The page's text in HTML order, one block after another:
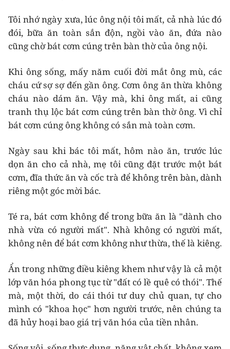
Tôi nhớ ngày xưa, lúc ông nội tôi mất, cả nhà lúc đó
đói, bữa ăn toàn sắn độn, ngồi vào ăn, đứa nào
cũng chờ bát cơm cúng trên bàn thờ của ông nội.
Khi ông sống, mấy năm cuối đời mắt ông mù, các
cháu cứ sợ sợ đến gần ông. Cơm ông ăn thừa không
cháu nào dám ăn. Vậy mà, khi ông mất, ai cũng
tranh thụ lộc bát cơm cúng trên bàn thờ ông. Vì chỉ
bát cơm cúng ông không có sắn mà toàn cơm.
Ngày sau khi bác tôi mất, hôm nào ăn, trước lúc
dọn ăn cho cả nhà, mẹ tôi cũng đặt trước một bát
cơm, đĩa thức ăn và cốc trà để không trên bàn, dành
riêng một góc mời bác.
Té ra, bát cơm không để trong bữa ăn là "dành cho
nhà vừa có người mất". Nhà không có người mất,
không nên để bát cơm không như thừa, thế là kiêng.
Ẩn trong những điều kiêng khem như vậy là cả một
lớp văn hóa phong tục từ "đất có lề quê có thói". Thế
mà, một thời, do cái thói tư duy chủ quan, tự cho
mình có "khoa học" hơn người trước, nên chúng ta
đã hủy hoại bao giá trị văn hóa của tiền nhân.